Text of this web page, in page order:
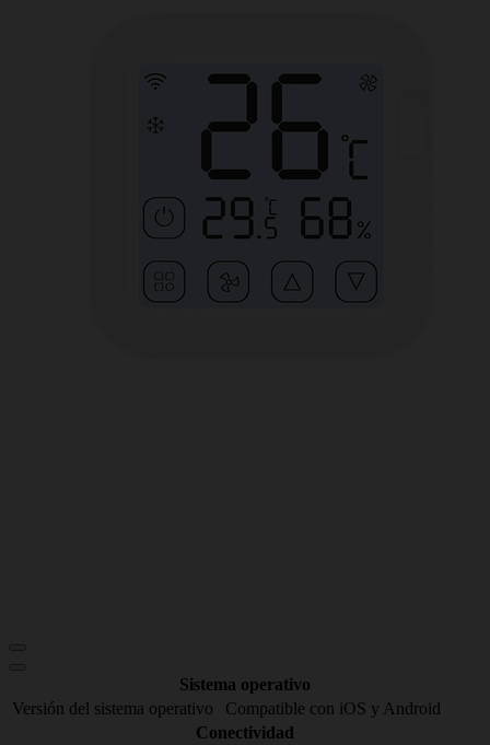
Sistema operativo
Versión del sistema operativo
Compatible con iOS y Android
Conectividad